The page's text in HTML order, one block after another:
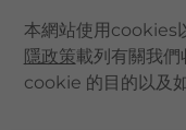
本網站使用cookies
隱政策載列有關我
cookie 的目的以及
主頁